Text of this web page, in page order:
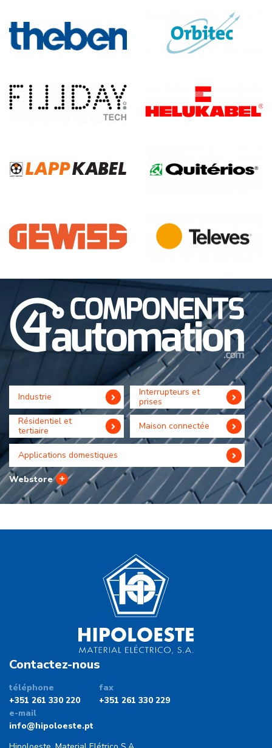
Industrie
Interrupteurs et
prises
Résidentiel et
tertiaire
Maison connectée
Applications domestiques
Webstore
Contactez-nous
téléphone
+351 261 330 220
fax
+351 261 330 229
e-mail
info@hipoloeste.pt